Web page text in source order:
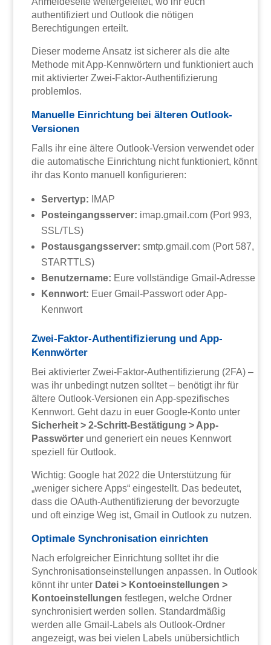
authentifiziert und Outlook die nötigen
Berechtigungen erteilt.
Dieser moderne Ansatz ist sicherer als die alte
Methode mit App-Kennwörtern und funktioniert auch
mit aktivierter Zwei-Faktor-Authentifizierung
problemlos.
Manuelle Einrichtung bei älteren Outlook-
Versionen
Falls ihr eine ältere Outlook-Version verwendet oder
die automatische Einrichtung nicht funktioniert, könnt
ihr das Konto manuell konfigurieren:
Servertyp: IMAP
Posteingangsserver: imap.gmail.com (Port 993,
SSL/TLS)
Postausgangsserver: smtp.gmail.com (Port 587,
STARTTLS)
Benutzername: Eure vollständige Gmail-Adresse
Kennwort: Euer Gmail-Passwort oder App-
Kennwort
Zwei-Faktor-Authentifizierung und App-
Kennwörter
Bei aktivierter Zwei-Faktor-Authentifizierung (2FA) –
was ihr unbedingt nutzen solltet – benötigt ihr für
ältere Outlook-Versionen ein App-spezifisches
Kennwort. Geht dazu in euer Google-Konto unter
Sicherheit > 2-Schritt-Bestätigung > App-
Passwörter und generiert ein neues Kennwort
speziell für Outlook.
Wichtig: Google hat 2022 die Unterstützung für
„weniger sichere Apps“ eingestellt. Das bedeutet,
dass die OAuth-Authentifizierung der bevorzugte
und oft einzige Weg ist, Gmail in Outlook zu nutzen.
Optimale Synchronisation einrichten
Nach erfolgreicher Einrichtung solltet ihr die
Synchronisationseinstellungen anpassen. In Outlook
könnt ihr unter Datei > Kontoeinstellungen >
Kontoeinstellungen festlegen, welche Ordner
synchronisiert werden sollen. Standardmäßig
werden alle Gmail-Labels als Outlook-Ordner
angezeigt, was bei vielen Labels unübersichtlich